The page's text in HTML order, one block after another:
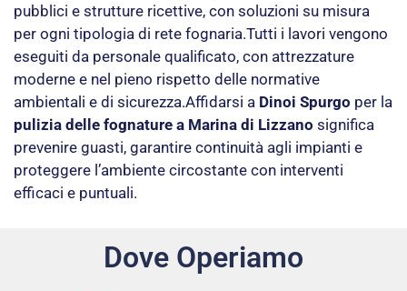
pubblici e strutture ricettive, con soluzioni su misura
per ogni tipologia di rete fognaria.Tutti i lavori vengono
eseguiti da personale qualificato, con attrezzature
moderne e nel pieno rispetto delle normative
ambientali e di sicurezza.Affidarsi a Dinoi Spurgo per la
pulizia delle fognature a Marina di Lizzano significa
prevenire guasti, garantire continuità agli impianti e
proteggere l’ambiente circostante con interventi
efficaci e puntuali.
Dove Operiamo